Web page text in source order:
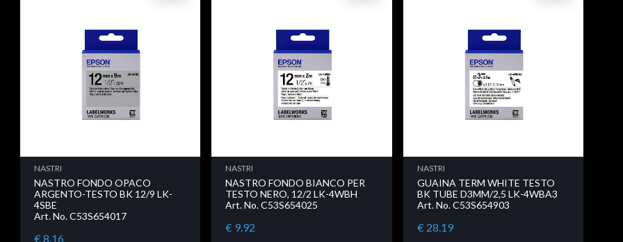
NASTRI
NASTRO FONDO OPACO
ARGENTO-TESTO BK 12/9 LK-
4SBE
Art. No. C53S654017
€ 8.16
NASTRI
NASTRO FONDO BIANCO PER
TESTO NERO, 12/2 LK-4WBH
Art. No. C53S654025
€ 9.92
NASTRI
GUAINA TERM WHITE TESTO
BK TUBE D3MM/2,5 LK-4WBA3
Art. No. C53S654903
€ 28.19